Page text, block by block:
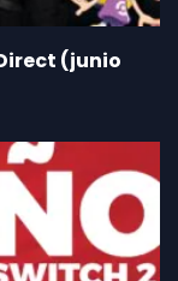
(junio